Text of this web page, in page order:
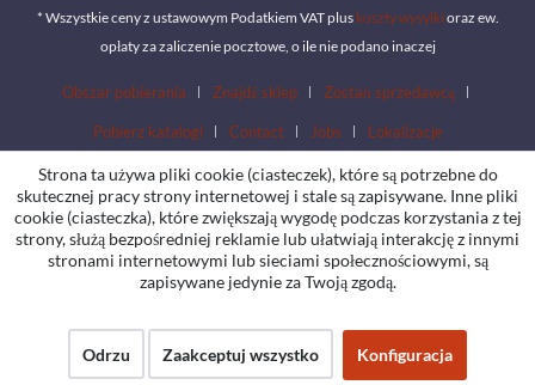
* Wszystkie ceny z ustawowym Podatkiem VAT plus koszty wysyłki oraz ew.
opłaty za zaliczenie pocztowe, o ile nie podano inaczej
Obszar pobierania Znajdź sklep Zostań sprzedawcą
Pobierz katalogi Contact Jobs Lokalizacje
Strona ta używa pliki cookie (ciasteczek), które są potrzebne do
skutecznej pracy strony internetowej i stale są zapisywane. Inne pliki
cookie (ciasteczka), które zwiększają wygodę podczas korzystania z tej
strony, służą bezpośredniej reklamie lub ułatwiają interakcję z innymi
stronami internetowymi lub sieciami społecznościowymi, są
zapisywane jedynie za Twoją zgodą.
Odrzu Zaakceptuj wszystko Konfiguracja